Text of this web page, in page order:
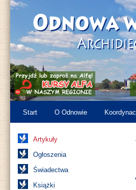
Start O Odnowie
Artykuły
Ogłoszenia
Świadectwa
Książki